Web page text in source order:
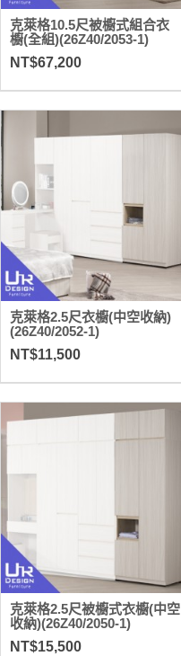
克萊格10.5尺被櫥式組合衣
櫥(全組)(26Z40/2053-1)
NT$67,200
克萊格2.5尺衣櫥(中空收納)
(26Z40/2052-1)
NT$11,500
克萊格2.5尺被櫥式衣櫥(中空
收納)(26Z40/2050-1)
NT$15,500